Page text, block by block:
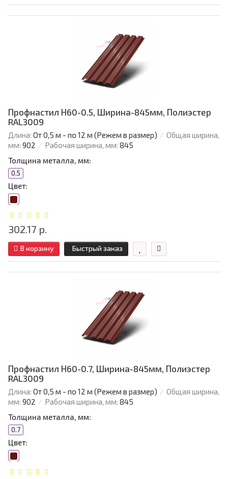
Профнастил Н60-0.5, Ширина-845мм, Полиэстер
RAL3009
Длина: От 0,5 м - по 12 м (Режем в размер)
Общая ширина,
мм: 902 Рабочая ширина, мм: 845
Толщина металла, мм:
0.5
Цвет:
302.17 р.
В корзину Быстрый заказ
Профнастил Н60-0.7, Ширина-845мм, Полиэстер
RAL3009
Длина: От 0,5 м - по 12 м (Режем в размер)
Общая ширина,
мм: 902 Рабочая ширина, мм: 845
Толщина металла, мм:
0.7
Цвет: